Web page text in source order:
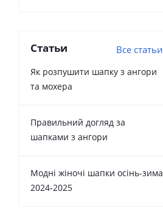
Статьи Все статьи
Як розпушити шапку з ангори
та мохера
Правильний догляд за
шапками з ангори
Модні жіночі шапки осінь-зима
2024-2025